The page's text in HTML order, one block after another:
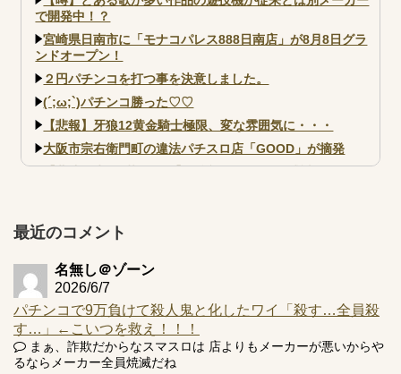
で開発中！？
宮崎県日南市に「モナコパレス888日南店」が8月8日グラ
ンドオープン！
２円パチンコを打つ事を決意しました。
(´;ω;`)パチンコ勝った♡♡
【悲報】牙狼12黄金騎士極限、変な雰囲気に・・・
大阪市宗右衛門町の違法パチスロ店「GOOD」が摘発
【北斗転生2も落ちた？】最近のパチスロ型式試験はミミズ
プ報告あり！弱予告...
井の軽い絆？
Powered by livedoor 相互RSS
最近のコメント
名無し＠ゾーン
2026/6/7
パチンコで9万負けて殺人鬼と化したワイ「殺す…全員殺
す…」←こいつを救え！！！
まぁ、詐欺だからなスマスロは 店よりもメーカーが悪いからや
るならメーカー全員焼滅だね